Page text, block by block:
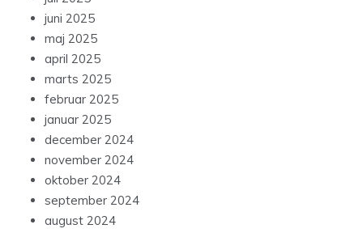
juni 2025
maj 2025
april 2025
marts 2025
februar 2025
januar 2025
december 2024
november 2024
oktober 2024
september 2024
august 2024